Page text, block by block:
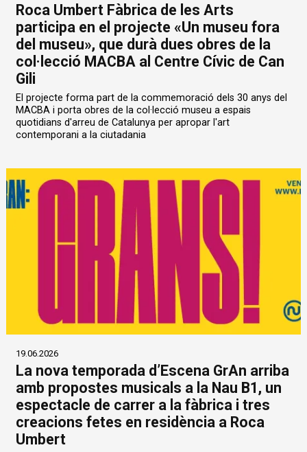
Roca Umbert Fàbrica de les Arts
participa en el projecte «Un museu fora
del museu», que durà dues obres de la
col·lecció MACBA al Centre Cívic de Can
Gili
El projecte forma part de la commemoració dels 30 anys del
MACBA i porta obres de la col·lecció museu a espais
quotidians d'arreu de Catalunya per apropar l'art
contemporani a la ciutadania
19.06.2026
La nova temporada d’Escena GrAn arriba
amb propostes musicals a la Nau B1, un
espectacle de carrer a la fàbrica i tres
creacions fetes en residència a Roca
Umbert